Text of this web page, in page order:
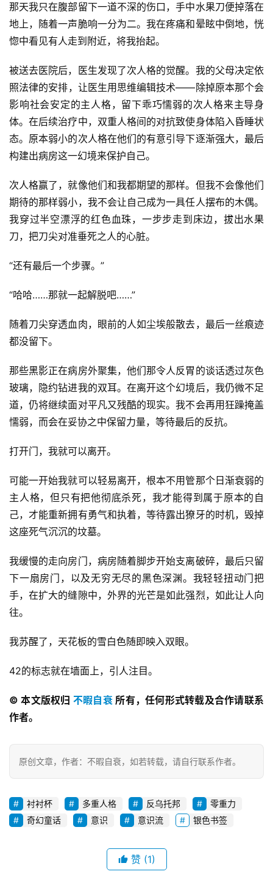
那天我只在腹部留下一道不深的伤口，手中水果刀便掉落在
地上，随着一声脆响一分为二。我在疼痛和晕眩中倒地，恍
惚中看见有人走到附近，将我抬起。
被送去医院后，医生发现了次人格的觉醒。我的父母决定依
照法律的安排，让医生用思维编辑技术――除掉原本那个会
影响社会安定的主人格，留下乖巧懦弱的次人格来主导身
体。在后续治疗中，双重人格间的对抗致使身体陷入昏睡状
态。原本弱小的次人格在他们的有意引导下逐渐强大，最后
构建出病房这一幻境来保护自己。
次人格赢了，就像他们和我都期望的那样。但我不会像他们
期待的那样弱小，我不会让自己成为一具任人摆布的木偶。
我穿过半空漂浮的红色血珠，一步步走到床边，拔出水果
刀，把刀尖对准垂死之人的心脏。
“还有最后一个步骤。”
“哈哈……那就一起解脱吧……”
随着刀尖穿透血肉，眼前的人如尘埃般散去，最后一丝痕迹
都没留下。
那些黑影正在病房外聚集，他们那令人反胃的谈话透过灰色
玻璃，隐约钻进我的双耳。在离开这个幻境后，我仍微不足
道，仍将继续面对平凡又残酷的现实。我不会再用狂躁掩盖
懦弱，而会在妥协之中保留力量，等待最后的反抗。
打开门，我就可以离开。
可能一开始我就可以轻易离开，根本不用管那个日渐衰弱的
主人格，但只有把他彻底杀死，我才能得到属于原本的自
己，才能重新拥有勇气和执着，等待露出獠牙的时机，毁掉
这座死气沉沉的坟墓。
我缓慢的走向房门，病房随着脚步开始支离破碎，最后只留
下一扇房门，以及无穷无尽的黑色深渊。我轻轻扭动门把
手，在扩大的缝隙中，外界的光芒是如此强烈，如此让人向
往。
我苏醒了，天花板的雪白色随即映入双眼。
42的标志就在墙面上，引人注目。
© 本文版权归 不暇自衰 所有，任何形式转载及合作请联系
作者。
原创文章，作者：不暇自衰，如若转载，请自行联系作者。
衬衬杯 多重人格 反乌托邦
零重力
奇幻童话
意识 意识流 银色书签
赞 (1)